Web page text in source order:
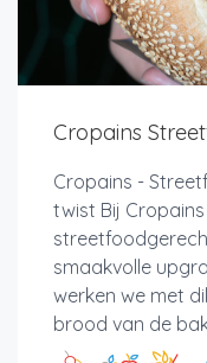
Cropains
Cropains -
twist Bij
smaakvolle
werken we met
brood van de